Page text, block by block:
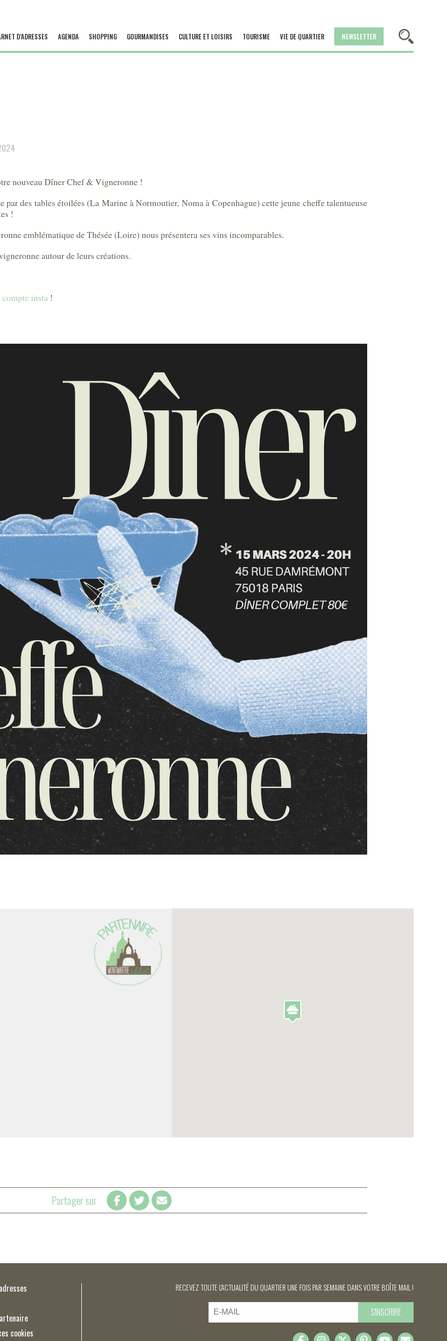
D’ADRESSES AGENDA SHOPPING GOURMANDISES CULTURE ET LOISIRS TOURISME VIE DE QUARTIER NEWSLETTER
nouveau Dîner Chef & Vigneronne !
par des tables étoilées (La Marine à Normoutier, Noma à Copenhague) cette jeune cheffe talentueuse
!
emblématique de Thésée (Loire) nous présentera ses vins incomparables.
autour de leurs créations.
compte insta !
Partager sur
cookies
RECEVEZ TOUTE L'ACTUALITÉ DU QUARTIER UNE FOIS PAR SEMAINE DANS VOTRE BOÎTE MAIL !